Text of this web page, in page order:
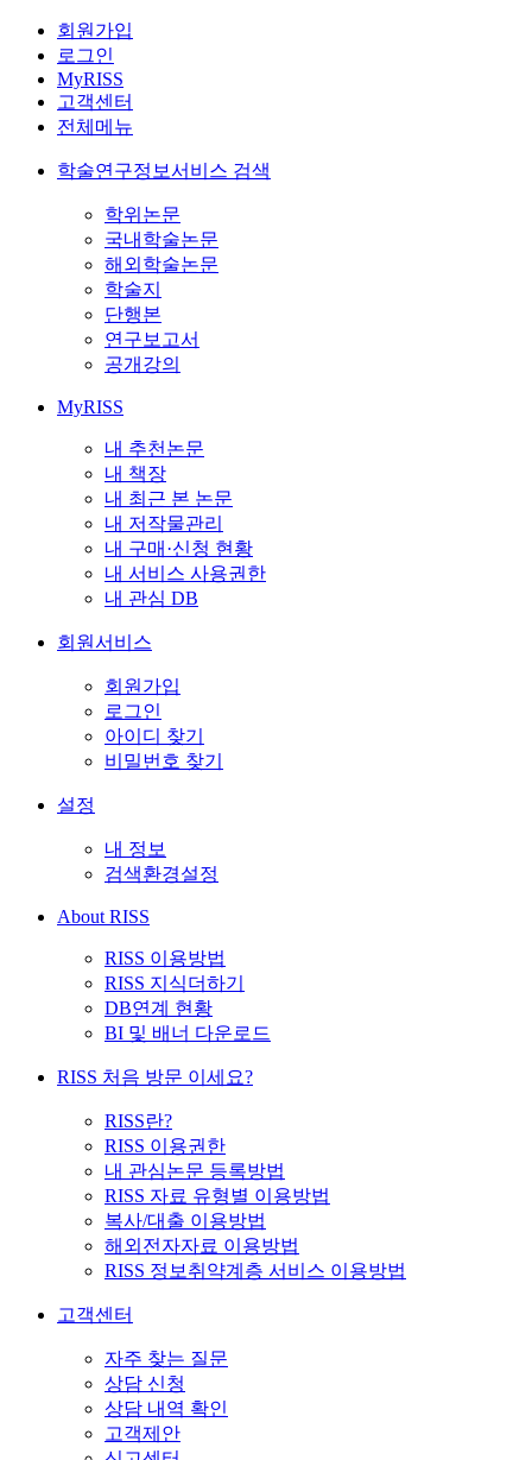
회원가입
로그인
MyRISS
고객센터
전체메뉴
학술연구정보서비스 검색
학위논문
국내학술논문
해외학술논문
학술지
단행본
연구보고서
공개강의
MyRISS
내 추천논문
내 책장
내 최근 본 논문
내 저작물관리
내 구매·신청 현황
내 서비스 사용권한
내 관심 DB
회원서비스
회원가입
로그인
아이디 찾기
비밀번호 찾기
설정
내 정보
검색환경설정
About RISS
RISS 이용방법
RISS 지식더하기
DB연계 현황
BI 및 배너 다운로드
RISS 처음 방문 이세요?
RISS란?
RISS 이용권한
내 관심논문 등록방법
RISS 자료 유형별 이용방법
복사/대출 이용방법
해외전자자료 이용방법
RISS 정보취약계층 서비스 이용방법
고객센터
자주 찾는 질문
상담 신청
상담 내역 확인
고객제안